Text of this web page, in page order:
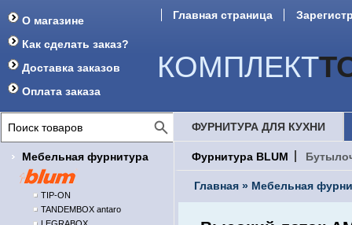
О магазине
Как сделать заказ?
Доставка заказов
Оплата заказа
Главная страница
КОМПЛЕКТ
Мебельная фурнитура
TIP-ON
TANDEMBOX antaro
ФУРНИТУРА ДЛЯ КУХНИ
Фурнитура BLUM
Главная » Мебельная